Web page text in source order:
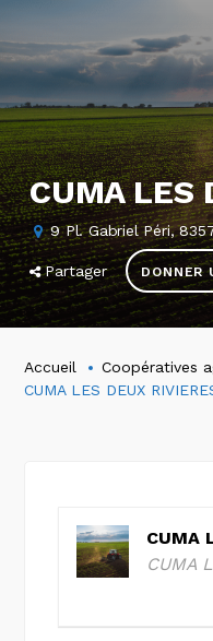
CUMA LES
9 Pl. Gabriel Péri,
Partager DONNER
Accueil
Coopératives
CUMA LES DEUX
CUMA
CUMA